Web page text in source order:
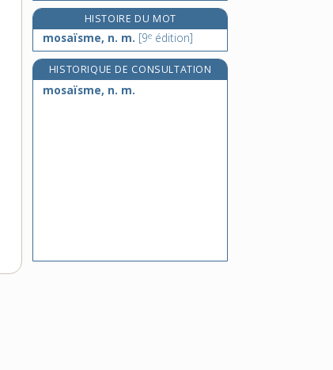
moscovite, adj.
mosellan, -ane, adj.
mosette, n. f.
mosquée, n. f.
mot, n. m.
HISTOIRE DU MOT
mosaïsme, n. m. [9e édition]
HISTORIQUE DE CONSULTATION
mosaïsme, n. m.